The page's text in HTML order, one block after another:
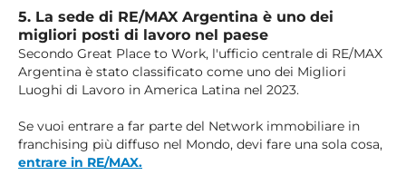
5. La sede di RE/MAX Argentina è uno dei
migliori posti di lavoro nel paese
Secondo Great Place to Work, l'ufficio centrale di RE/MAX
Argentina è stato classificato come uno dei Migliori
Luoghi di Lavoro in America Latina nel 2023.
Se vuoi entrare a far parte del Network immobiliare in
franchising più diffuso nel Mondo, devi fare una sola cosa,
entrare in RE/MAX.